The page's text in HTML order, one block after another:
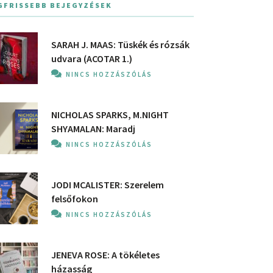
BEJEGYZÉSEK
SARAH J. MAAS: Tüskék és rózsák
udvara (ACOTAR 1.)
NINCS HOZZÁSZÓLÁS
NICHOLAS SPARKS, M.NIGHT
SHYAMALAN: Maradj
NINCS HOZZÁSZÓLÁS
JODI MCALISTER: Szerelem
felsőfokon
NINCS HOZZÁSZÓLÁS
JENEVA ROSE: A ​tökéletes
házasság